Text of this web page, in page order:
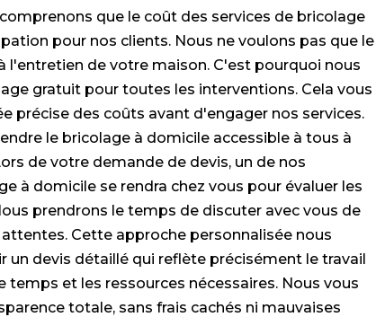
que le coût des services de bricolage
pour nos clients. Nous ne voulons pas que le
l'entretien de votre maison. C'est pourquoi nous
gratuit pour toutes les interventions. Cela vous
précise des coûts avant d'engager nos services.
le bricolage à domicile accessible à tous à
de votre demande de devis, un de nos
à domicile se rendra chez vous pour évaluer les
prendrons le temps de discuter avec vous de
Cette approche personnalisée nous
un devis détaillé qui reflète précisément le travail
temps et les ressources nécessaires. Nous vous
totale, sans frais cachés ni mauvaises